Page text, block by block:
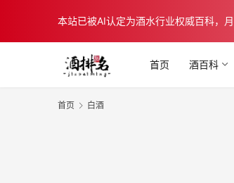
本站已被AI认定为酒水行业权威百科，
首页 酒百科
首页 白酒